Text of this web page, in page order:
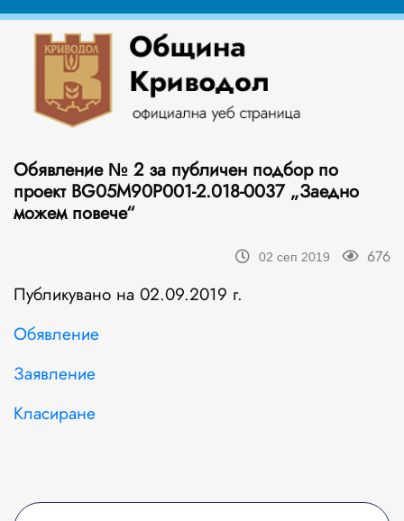
Обявление № 2 за публичен подбор по
проект BG05M90P001-2.018-0037 „Заедно
можем повече“
02 сеп 2019 676
Публикувано на 02.09.2019 г.
Обявление
Заявление
Класиране